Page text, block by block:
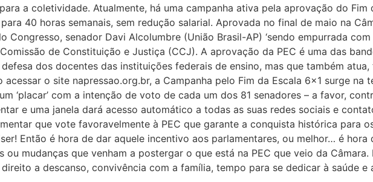
a coletividade. Atualmente, há uma campanha ativa pela aprovação do Fim
40 horas semanais, sem redução salarial. Aprovada no final de maio na
Congresso, senador Davi Alcolumbre (União Brasil-AP) ‘sendo empurrada com
de Constituição e Justiça (CCJ). A aprovação da PEC é uma das
dos docentes das instituições federais de ensino, mas que também
o site napressao.org.br, a Campanha pelo Fim da Escala 6×1 surge na
um ‘placar’ com a intenção de voto de cada um dos 81 senadores – a favor,
e uma janela dará acesso automático a todas as suas redes sociais e
que vote favoravelmente à PEC que garante a conquista histórica para
Então é hora de dar aquele incentivo aos parlamentares, ou melhor… é
ou mudanças que venham a postergar o que está na PEC que veio da Câmara.
a descanso, convivência com a família, tempo para se dedicar à saúde